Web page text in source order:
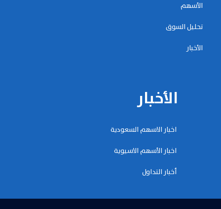
الأسهم
تحليل السوق
الأخبار
الأخبار
اخبار الاسهم السعودية
اخبار الأسهم الاسيوية
أخبار التداول